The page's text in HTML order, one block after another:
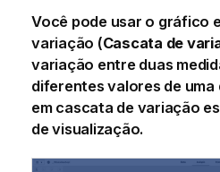
Você pode usar o gráfico
variação (Cascata de
variação entre duas
diferentes valores de uma
em cascata de variação
de visualização.